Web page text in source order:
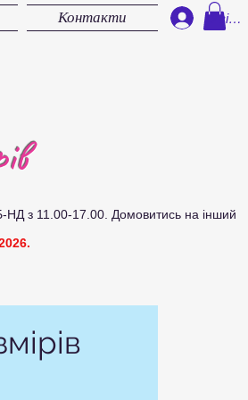
Контакти Увійти
НД з 11.00-17.00. Домовитись на інший